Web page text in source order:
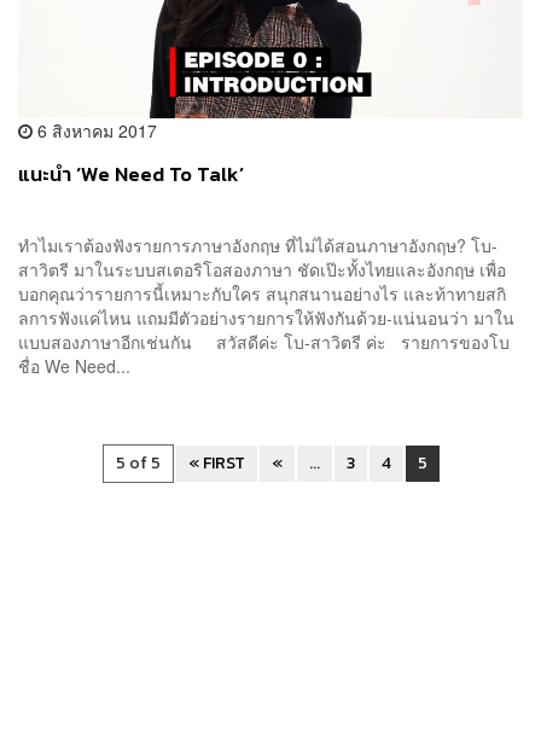
6 สิงหาคม 2017
แนะนำ ‘We Need To Talk’
ทำไมเราต้องฟังรายการภาษาอังกฤษ ที่ไม่ได้สอนภาษาอังกฤษ? โบ-
สาวิตรี มาในระบบสเตอริโอสองภาษา ชัดเป๊ะทั้งไทยและอังกฤษ เพื่อ
บอกคุณว่ารายการนี้เหมาะกับใคร สนุกสนานอย่างไร และท้าทายสกิ
ลการฟังแค่ไหน แถมมีตัวอย่างรายการให้ฟังกันด้วย-แน่นอนว่า มาใน
แบบสองภาษาอีกเช่นกัน สวัสดีค่ะ โบ-สาวิตรี ค่ะ รายการของโบ
ชื่อ We Need...
5 of 5 « FIRST « ... 3 4 5